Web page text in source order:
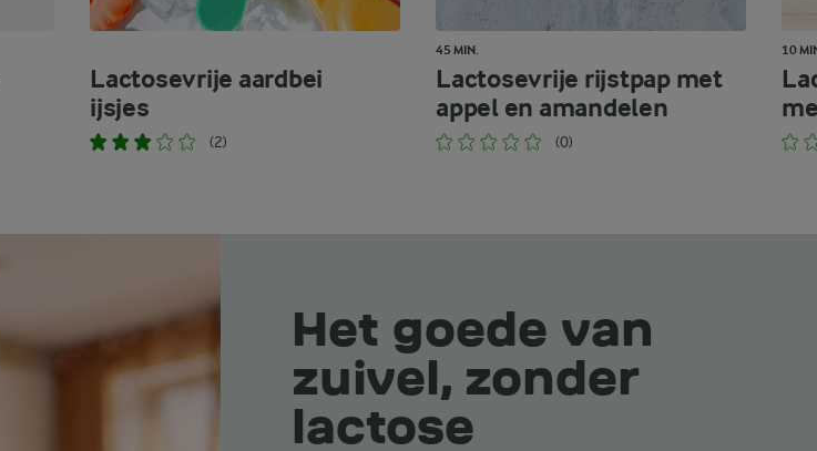
Lactosevrije aardbei
ijsjes
(2)
45 MIN.
Lactosevrije rijstpap met
appel en amandelen
(0)
10
Het goede van
zuivel, zonder
lactose